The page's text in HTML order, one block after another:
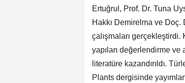
Ertuğrul, Prof. Dr. Tuna
Hakkı Demirelma ve Doç.
çalışmaları
yapılan değerlendirme
literatüre kazandırıldı.
Plants dergisinde